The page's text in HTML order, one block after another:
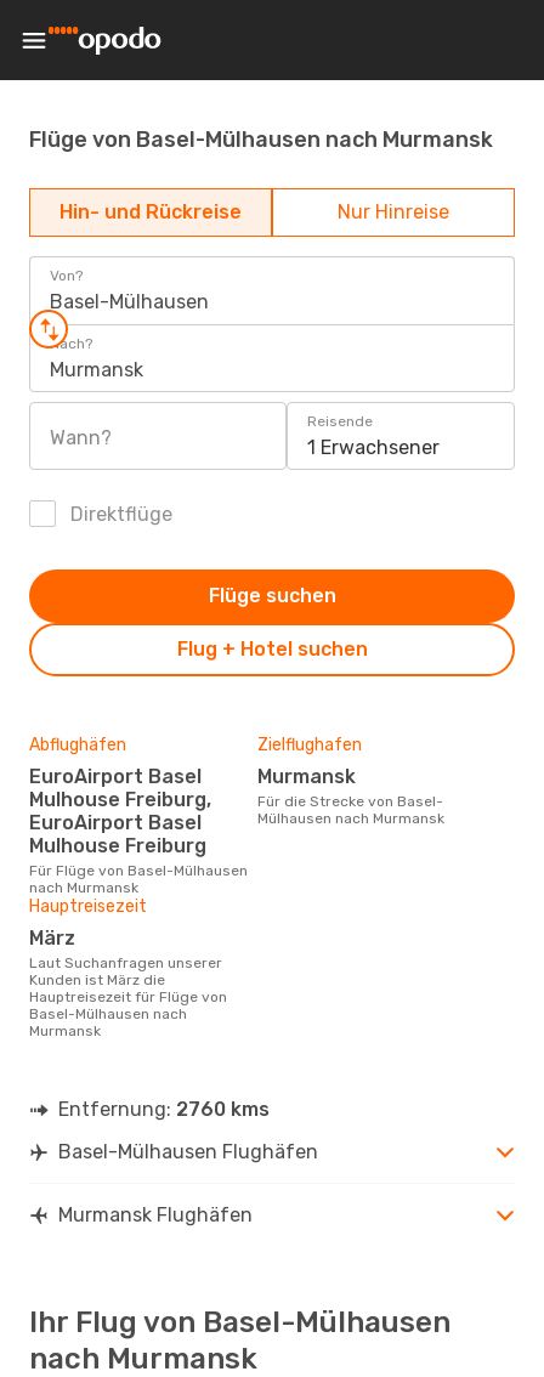
Flüge von Basel-Mülhausen nach Murmansk
Hin- und Rückreise Nur Hinreise
Von?
Basel-Mülhausen
Nach?
Murmansk
Wann?
Reisende
1 Erwachsener
Direktflüge
Flug + Hotel suchen
Flüge suchen
Abflughäfen
EuroAirport Basel
Mulhouse Freiburg,
EuroAirport Basel
Mulhouse Freiburg
Für Flüge von Basel-Mülhausen
nach Murmansk
Zielflughafen
Murmansk
Für die Strecke von Basel-
Mülhausen nach Murmansk
Hauptreisezeit
März
Laut Suchanfragen unserer
Kunden ist März die
Hauptreisezeit für Flüge von
Basel-Mülhausen nach
Murmansk
Entfernung: 2760 kms
Basel-Mülhausen Flughäfen
Murmansk Flughäfen
Ihr Flug von Basel-Mülhausen
nach Murmansk